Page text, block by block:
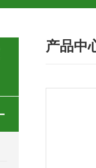
五溴苯基色谱柱
柱
Rubitas色谱柱
产品中